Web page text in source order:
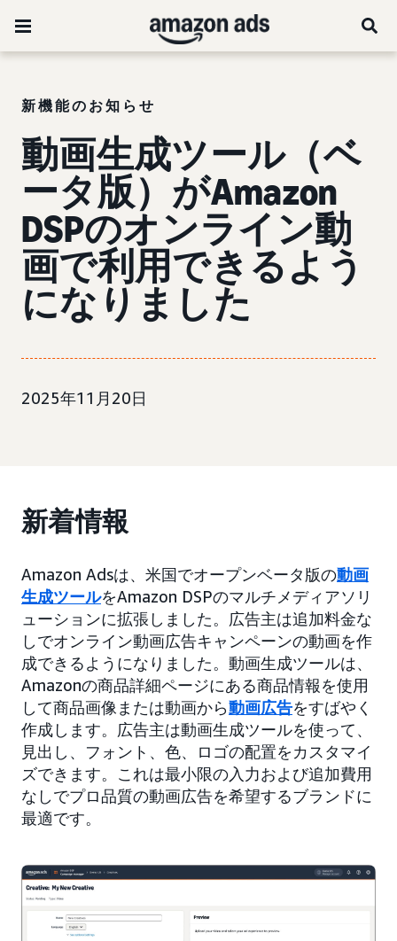
新機能のお知らせ
動画生成ツール（ベ
ータ版）がAmazon
DSPのオンライン動
画で利用できるよう
になりました
2025年11月20日
新着情報
Amazon Adsは、米国でオープンベータ版の動画
生成ツールをAmazon DSPのマルチメディアソリ
ューションに拡張しました。広告主は追加料金な
しでオンライン動画広告キャンペーンの動画を作
成できるようになりました。動画生成ツールは、
Amazonの商品詳細ページにある商品情報を使用
して商品画像または動画から動画広告をすばやく
作成します。広告主は動画生成ツールを使って、
見出し、フォント、色、ロゴの配置をカスタマイ
ズできます。これは最小限の入力および追加費用
なしでプロ品質の動画広告を希望するブランドに
最適です。